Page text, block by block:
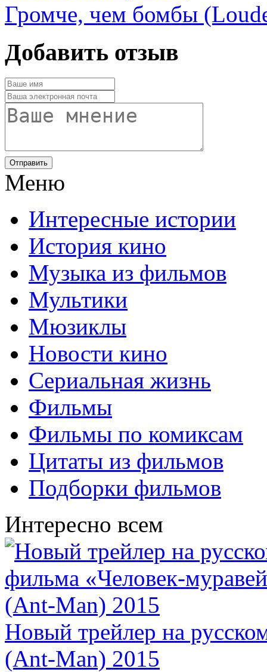
Громче, чем бомбы
Добавить отзыв
Отправить
Меню
Интересные истории
История кино
Музыка из фильмов
Мультики
Мюзиклы
Новости кино
Сериальная жизнь
Фильмы
Фильмы по комиксам
Цитаты из фильмов
Подборки фильмов
Интересно всем
Новый трейлер на
(Ant-Man) 2015